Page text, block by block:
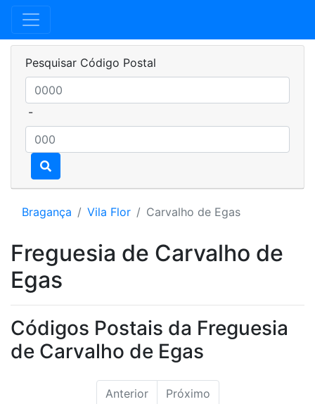
Pesquisar Código Postal
-
Bragança Vila Flor Carvalho de Egas
Freguesia de Carvalho de
Egas
Códigos Postais da Freguesia
de Carvalho de Egas
Anterior Próximo